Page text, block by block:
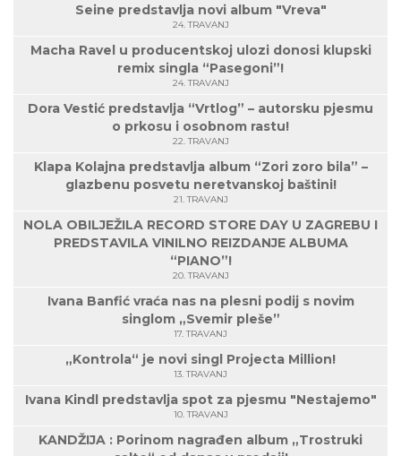
Seine predstavlja novi album "Vreva"
24. TRAVANJ
Macha Ravel u producentskoj ulozi donosi klupski
remix singla “Pasegoni”!
24. TRAVANJ
Dora Vestić predstavlja “Vrtlog” – autorsku pjesmu
o prkosu i osobnom rastu!
22. TRAVANJ
Klapa Kolajna predstavlja album “Zori zoro bila” –
glazbenu posvetu neretvanskoj baštini!
21. TRAVANJ
NOLA OBILJEŽILA RECORD STORE DAY U ZAGREBU I
PREDSTAVILA VINILNO REIZDANJE ALBUMA
“PIANO”!
20. TRAVANJ
Ivana Banfić vraća nas na plesni podij s novim
singlom „Svemir pleše”
17. TRAVANJ
„Kontrola“ je novi singl Projecta Million!
13. TRAVANJ
Ivana Kindl predstavlja spot za pjesmu "Nestajemo"
10. TRAVANJ
KANDŽIJA : Porinom nagrađen album „Trostruki